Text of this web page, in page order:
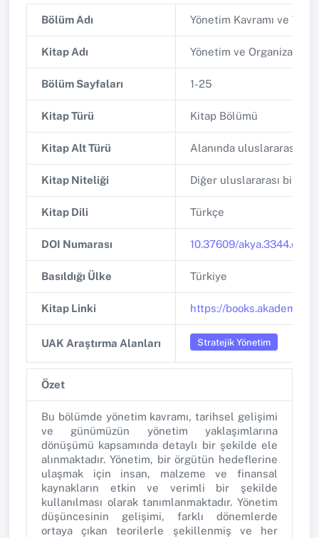
Bölüm Adı Yönetim Kavramı ve
Kitap Adı Yönetim ve Organizasyon
Bölüm Sayfaları 1-25
Kitap Türü Kitap Bölümü
Kitap Alt Türü Alanında uluslararası
Kitap Niteliği Diğer uluslararası
Kitap Dili Türkçe
DOI Numarası 10.37609/
Basıldığı Ülke Türkiye
Kitap Linki https://
UAK Araştırma Alanları Stratejik Yönetim
Özet
Bu bölümde yönetim kavramı, tarihsel gelişimi
ve günümüzün yönetim yaklaşımlarına
dönüşümü kapsamında detaylı bir şekilde ele
alınmaktadır. Yönetim, bir örgütün hedeflerine
ulaşmak için insan, malzeme ve finansal
kaynakların etkin ve verimli bir şekilde
kullanılması olarak tanımlanmaktadır. Yönetim
düşüncesinin gelişimi, farklı dönemlerde
ortaya çıkan teorilerle şekillenmiş ve her